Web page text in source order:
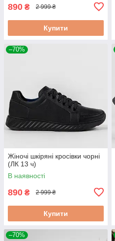
890 ₴ 2 999 ₴
Купити
–70%
Жіночі шкіряні кросівки чорні
(ЛК 13 ч)
В наявності
890 ₴ 2 999 ₴
Купити
–70%